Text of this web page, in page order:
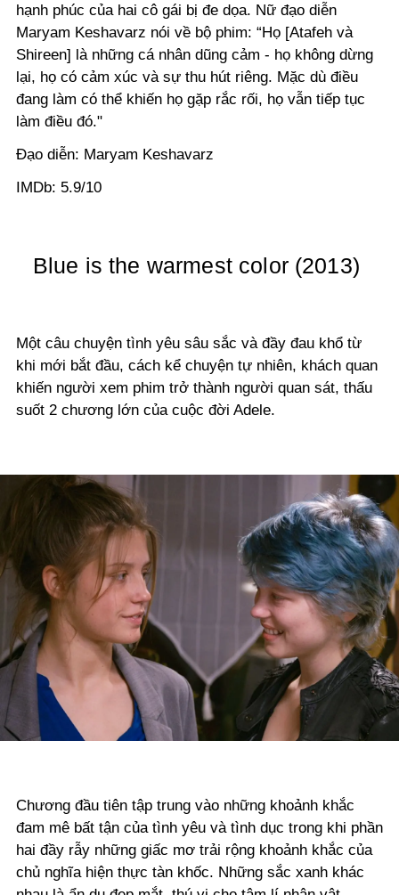
hạnh phúc của hai cô gái bị đe dọa. Nữ đạo diễn
Maryam Keshavarz nói về bộ phim: “Họ [Atafeh và
Shireen] là những cá nhân dũng cảm - họ không dừng
lại, họ có cảm xúc và sự thu hút riêng. Mặc dù điều
đang làm có thể khiến họ gặp rắc rối, họ vẫn tiếp tục
làm điều đó."
Đạo diễn: Maryam Keshavarz
IMDb: 5.9/10
Blue is the warmest color (2013)
Một câu chuyện tình yêu sâu sắc và đầy đau khổ từ
khi mới bắt đầu, cách kể chuyện tự nhiên, khách quan
khiến người xem phim trở thành người quan sát, thấu
suốt 2 chương lớn của cuộc đời Adele.
Chương đầu tiên tập trung vào những khoảnh khắc
đam mê bất tận của tình yêu và tình dục trong khi phần
hai đầy rẫy những giấc mơ trải rộng khoảnh khắc của
chủ nghĩa hiện thực tàn khốc. Những sắc xanh khác